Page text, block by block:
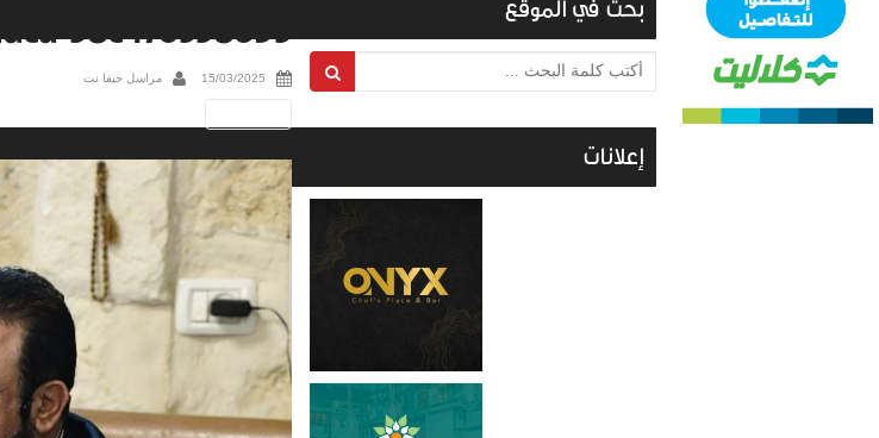
38c470538693
15/03/2025 مراسل حيفا نت
بحث في الموقع
أكتب كلمة البحث ...
إعلانات